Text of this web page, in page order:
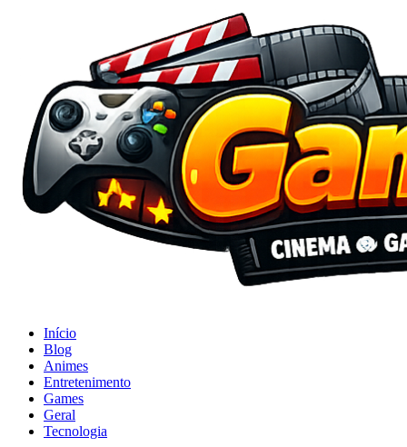
Início
Blog
Animes
Entretenimento
Games
Geral
Tecnologia